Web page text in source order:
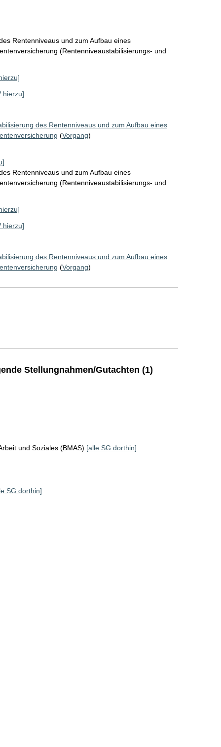
Rentenniveaus und zum Aufbau eines
(Rentenniveaustabilisierungs- und
hierzu]
des Rentenniveaus und zum Aufbau eines
(Vorgang)
Rentenniveaus und zum Aufbau eines
(Rentenniveaustabilisierungs- und
hierzu]
des Rentenniveaus und zum Aufbau eines
(Vorgang)
Stellungnahmen/Gutachten (1)
und Soziales (BMAS) [alle SG dorthin]
SG dorthin]